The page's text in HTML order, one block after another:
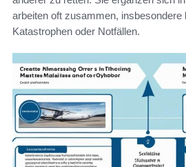
arbeiten oft zusammen, insbesondere
Katastrophen oder Notfällen.